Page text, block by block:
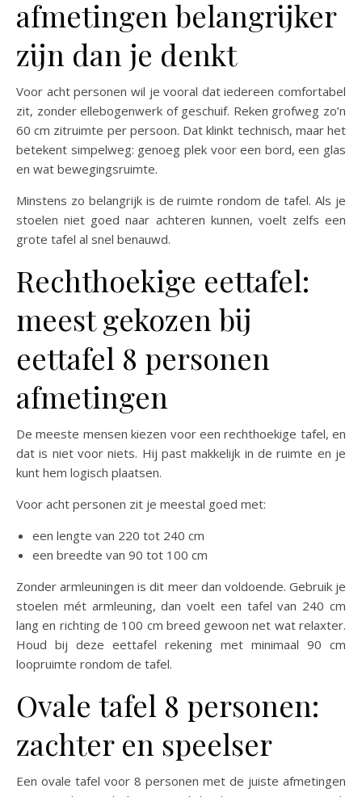
afmetingen belangrijker
zijn dan je denkt
Voor acht personen wil je vooral dat iedereen comfortabel
zit, zonder ellebogenwerk of geschuif. Reken grofweg zo’n
60 cm zitruimte per persoon. Dat klinkt technisch, maar het
betekent simpelweg: genoeg plek voor een bord, een glas
en wat bewegingsruimte.
Minstens zo belangrijk is de ruimte rondom de tafel. Als je
stoelen niet goed naar achteren kunnen, voelt zelfs een
grote tafel al snel benauwd.
Rechthoekige eettafel:
meest gekozen bij
eettafel 8 personen
afmetingen
De meeste mensen kiezen voor een rechthoekige tafel, en
dat is niet voor niets. Hij past makkelijk in de ruimte en je
kunt hem logisch plaatsen.
Voor acht personen zit je meestal goed met:
een lengte van 220 tot 240 cm
een breedte van 90 tot 100 cm
Zonder armleuningen is dit meer dan voldoende. Gebruik je
stoelen mét armleuning, dan voelt een tafel van 240 cm
lang en richting de 100 cm breed gewoon net wat relaxter.
Houd bij deze eettafel rekening met minimaal 90 cm
loopruimte rondom de tafel.
Ovale tafel 8 personen:
zachter en speelser
Een ovale tafel voor 8 personen met de juiste afmetingen